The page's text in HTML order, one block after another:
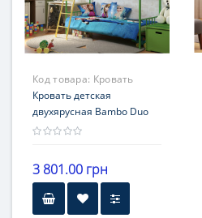
Код товара: Кровать
детская Bambo Duo
Кровать детская
двухярусная Bambo Duo
3 801.00 грн